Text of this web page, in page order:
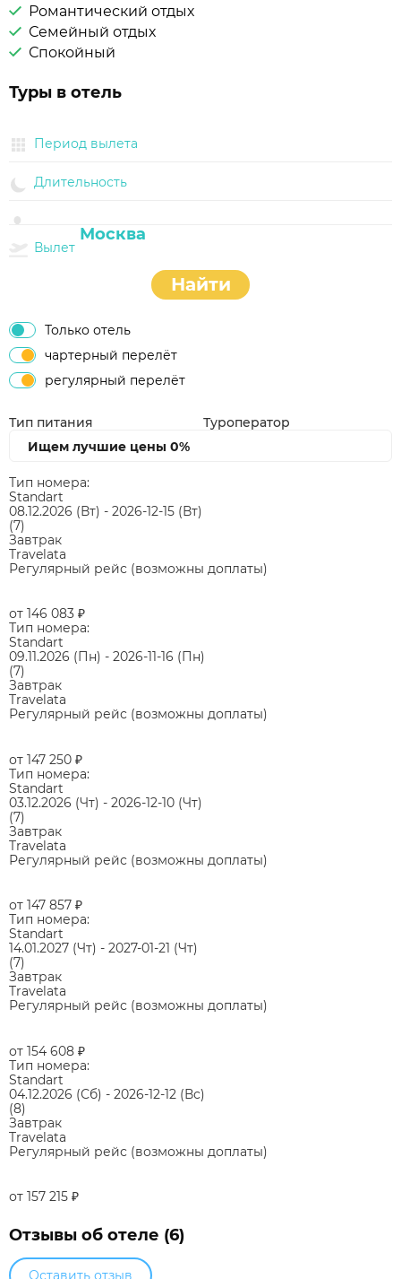
Романтический отдых
Семейный отдых
Спокойный
Туры в отель
Период вылета
Длительность
Вылет
Найти
Только отель
чартерный перелёт
регулярный перелёт
Тип питания
Туроператор
Ищем лучшие цены 0%
Тип номера:
Standart
08.12.2026 (Вт) - 2026-12-15 (Вт)
(7)
Завтрак
Travelata
Регулярный рейс (возможны доплаты)
от 146 083 ₽
Тип номера:
Standart
09.11.2026 (Пн) - 2026-11-16 (Пн)
(7)
Завтрак
Travelata
Регулярный рейс (возможны доплаты)
от 147 250 ₽
Тип номера:
Standart
03.12.2026 (Чт) - 2026-12-10 (Чт)
(7)
Завтрак
Travelata
Регулярный рейс (возможны доплаты)
от 147 857 ₽
Тип номера:
Standart
14.01.2027 (Чт) - 2027-01-21 (Чт)
(7)
Завтрак
Travelata
Регулярный рейс (возможны доплаты)
от 154 608 ₽
Тип номера:
Standart
04.12.2026 (Сб) - 2026-12-12 (Вс)
(8)
Завтрак
Travelata
Регулярный рейс (возможны доплаты)
от 157 215 ₽
Отзывы об отеле (6)
Оставить отзыв